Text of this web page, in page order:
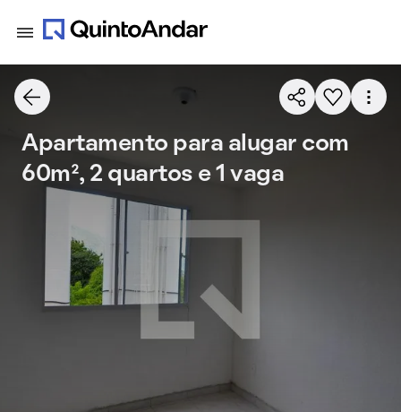
Apartamento para alugar com
60m², 2 quartos e 1 vaga